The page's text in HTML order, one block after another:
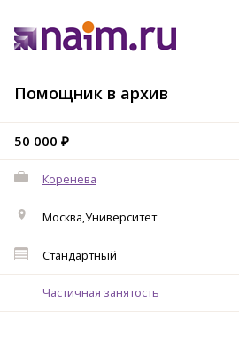
Помощник в архив
50 000 ₽
Коренева
Москва,Университет
Стандартный
Частичная занятость